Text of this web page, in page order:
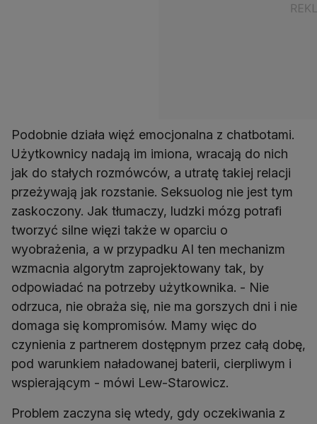
Podobnie działa więź emocjonalna z chatbotami.
Użytkownicy nadają im imiona, wracają do nich
jak do stałych rozmówców, a utratę takiej relacji
przeżywają jak rozstanie. Seksuolog nie jest tym
zaskoczony. Jak tłumaczy, ludzki mózg potrafi
tworzyć silne więzi także w oparciu o
wyobrażenia, a w przypadku AI ten mechanizm
wzmacnia algorytm zaprojektowany tak, by
odpowiadać na potrzeby użytkownika. - Nie
odrzuca, nie obraża się, nie ma gorszych dni i nie
domaga się kompromisów. Mamy więc do
czynienia z partnerem dostępnym przez całą dobę,
pod warunkiem naładowanej baterii, cierpliwym i
wspierającym - mówi Lew-Starowicz.
Problem zaczyna się wtedy, gdy oczekiwania z